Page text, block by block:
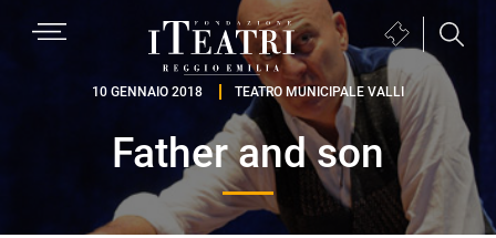
Fondazione
Teatri
Reggio
Emilia
Biglietteria
apre
in
una
nuova
finestra)
10 GENNAIO 2018 TEATRO MUNICIPALE VALLI
Father and son